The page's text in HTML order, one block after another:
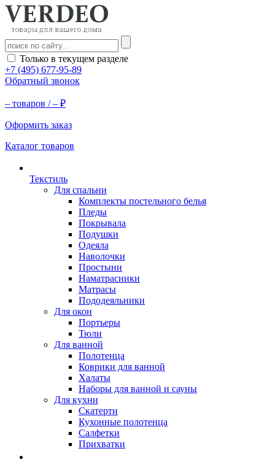
Только в текущем разделе
+7 (495) 677-95-89
Обратный звонок
– товаров /– ₽
Оформить заказ
Каталог товаров
Текстиль
Для спальни
Комплекты постельного белья
Пледы
Покрывала
Подушки
Одеяла
Наволочки
Простыни
Наматрасники
Матрасы
Пододеяльники
Для окон
Портьеры
Тюли
Для ванной
Полотенца
Коврики для ванной
Халаты
Наборы для ванной и сауны
Для кухни
Скатерти
Кухонные полотенца
Салфетки
Прихватки